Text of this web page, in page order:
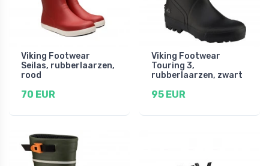
Viking Footwear
Seilas, rubberlaarzen,
rood
70 EUR
Viking Footwear
Touring 3,
rubberlaarzen, zwart
95 EUR